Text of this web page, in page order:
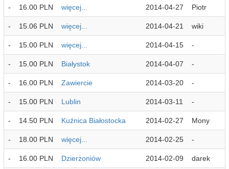
- 16.00 PLN więcej... 2014-04-27 Piotr
- 15.06 PLN więcej... 2014-04-21 wiki
- 15.00 PLN więcej... 2014-04-15 -
- 15.00 PLN Białystok 2014-04-07 -
- 16.00 PLN Zawiercie 2014-03-20 -
- 15.00 PLN Lublin 2014-03-11 -
- 14.50 PLN Kuźnica Białostocka 2014-02-27 Mony
- 18.00 PLN więcej... 2014-02-25 -
- 16.00 PLN Dzierżoniów 2014-02-09 darek